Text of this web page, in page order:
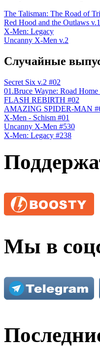
The Talisman: The Road of
Red Hood and the Outlaws v.1
X-Men: Legacy
Uncanny X-Men v.2
Случайные
Secret Six v.2 #02
01.Bruce Wayne: Road
FLASH REBIRTH #02
AMAZING SPIDER-MAN
X-Men - Schism #01
Uncanny X-Men #530
X-Men: Legacy #238
Мы в